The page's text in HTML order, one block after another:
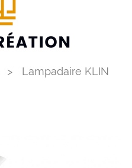
Lampadaire KLIN